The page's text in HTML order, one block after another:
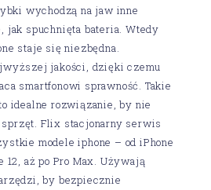
wychodzą na jaw inne
jak spuchnięta bateria. Wtedy
staje się niezbędna.
jakości, dzięki czemu
smartfonowi sprawność. Takie
idealne rozwiązanie, by nie
Flix stacjonarny serwis
modele iphone – od iPhone
12, aż po Pro Max. Używają
by bezpiecznie